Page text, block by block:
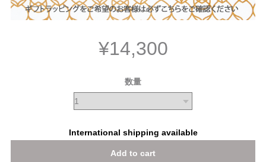
¥14,300
数量
International shipping available
Add to cart